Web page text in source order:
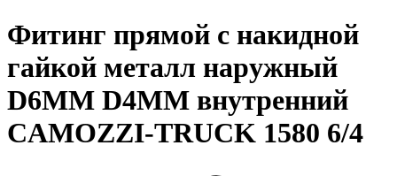
Фитинг прямой с накидной
гайкой металл наружный
D6MM D4MM внутренний
CAMOZZI-TRUCK 1580 6/4